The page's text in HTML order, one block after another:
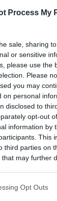
Process My
sale, sharing
or sensitive
please use the
Please
you may
on personal
disclosed to
opt-out
information by
This
third parties on
that may further
app uses one
Opt Outs
τελευταία
Και η
και της
κρίση
πολύ
έτσι όπως